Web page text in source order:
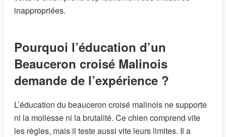
inappropriées.
Pourquoi l’éducation d’un
Beauceron croisé Malinois
demande de l’expérience ?
L’éducation du beauceron croisé malinois ne supporte
ni la mollesse ni la brutalité. Ce chien comprend vite
les règles, mais il teste aussi vite leurs limites. Il a